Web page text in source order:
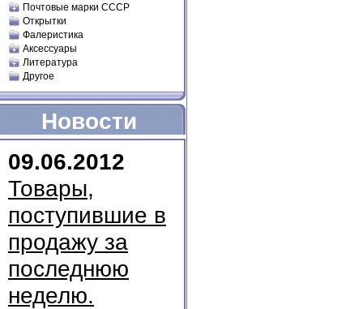
Почтовые марки СССР
Открытки
Фалеристика
Аксессуары
Литература
Другое
Новости
09.06.2012
Товары,
поступившие в
продажу за
последнюю
неделю.